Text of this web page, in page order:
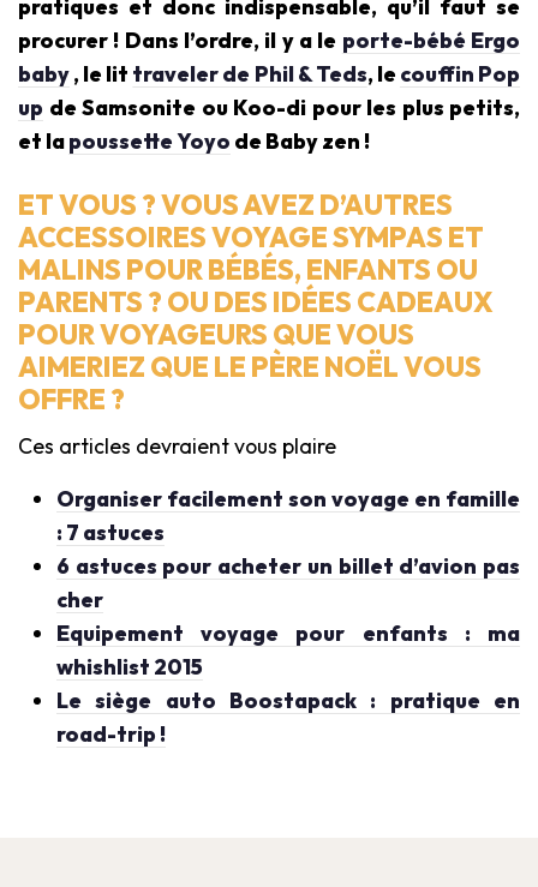
pratiques et donc indispensable, qu’il faut se
procurer ! Dans l’ordre, il y a le porte-bébé Ergo
baby, le lit traveler de Phil & Teds, le couffin Pop
up de Samsonite ou Koo-di pour les plus petits,
et lapoussette Yoyo de Baby zen !
ET VOUS ? VOUS AVEZ D’AUTRES
ACCESSOIRES VOYAGE SYMPAS ET
MALINS POUR BÉBÉS, ENFANTS OU
PARENTS ? OU DES IDÉES CADEAUX
POUR VOYAGEURS QUE VOUS
AIMERIEZ QUE LE PÈRE NOËL VOUS
OFFRE ?
Ces articles devraient vous plaire
Organiser facilement son voyage en famille
: 7 astuces
6 astuces pour acheter un billet d’avion pas
cher
Equipement voyage pour enfants : ma
whishlist 2015
Le siège auto Boostapack : pratique en
road-trip !